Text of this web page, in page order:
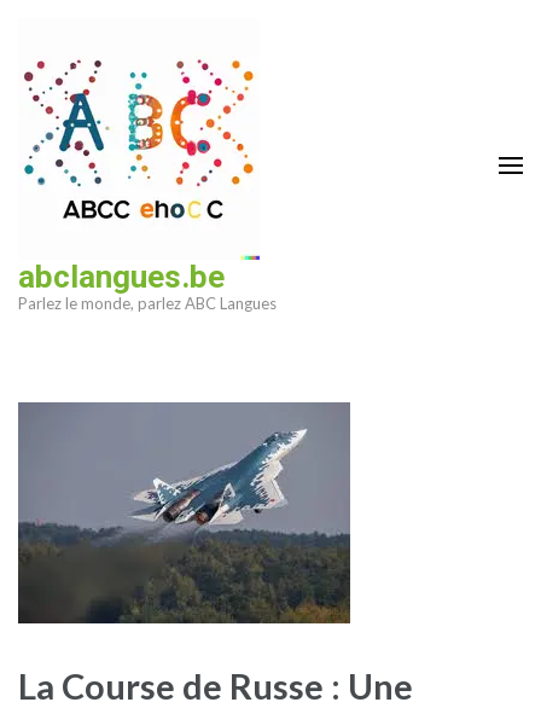
contenu
(Pressez
Entrée)
abclangues.be
Parlez le monde, parlez ABC Langues
La Course de Russe : Une